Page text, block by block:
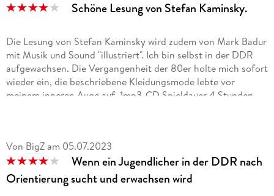
Schöne Lesung von Stefan Kaminsky.
Die Lesung von Stefan Kaminsky wird zudem von Mark Badur
mit Musik und Sound "illustriert". Ich bin selbst in der DDR
aufgewachsen. Die Vergangenheit der 80er holte mich sofort
wieder ein, die beschriebene Kleidungsmode lebte vor
meinem inneren Auge auf. 1mp3-CD Spieldauer 4 Stunden
der Ich-Perspektive eingesprochen. Ein Hörbuch, das mehr
als eine reine Lesung von Stefan Kaminsky ist. Mark Badur
hat Musik und Sounddesign beigesteuert. Ich habe mitgefühlt
mit allen Protagonisten.
Von BigZ am 05.07.2023
Wenn ein Jugendlicher in der DDR nach
Orientierung sucht und erwachsen wird